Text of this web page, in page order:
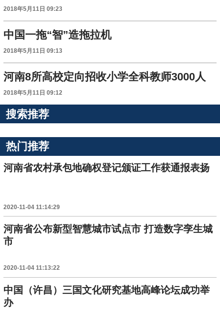
2018年5月11日 09:23
中国一拖“智”造拖拉机
2018年5月11日 09:13
河南8所高校定向招收小学全科教师3000人
2018年5月11日 09:12
搜索推荐
热门推荐
河南省农村承包地确权登记颁证工作获通报表扬
2020-11-04 11:14:29
河南省公布新型智慧城市试点市 打造数字孪生城
市
2020-11-04 11:13:22
中国（许昌）三国文化研究基地高峰论坛成功举
办